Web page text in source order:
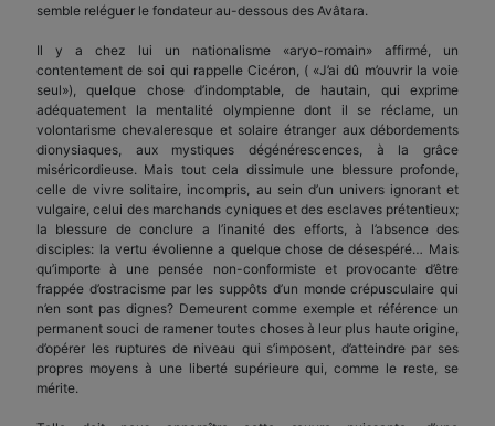
semble reléguer le fondateur au-dessous des Avâtara.
Il y a chez lui un nationalisme «aryo-romain» affirmé, un
contentement de soi qui rappelle Cicéron, ( «J’ai dû m’ouvrir la voie
seul»), quelque chose d’indomptable, de hautain, qui exprime
adéquatement la mentalité olympienne dont il se réclame, un
volontarisme chevaleresque et solaire étranger aux débordements
dionysiaques, aux mystiques dégénérescences, à la grâce
miséricordieuse. Mais tout cela dissimule une blessure profonde,
celle de vivre solitaire, incompris, au sein d’un univers ignorant et
vulgaire, celui des marchands cyniques et des esclaves prétentieux;
la blessure de conclure a l’inanité des efforts, à l’absence des
disciples: la vertu évolienne a quelque chose de désespéré… Mais
qu’importe à une pensée non-conformiste et provocante d’être
frappée d’ostracisme par les suppôts d’un monde crépusculaire qui
n’en sont pas dignes? Demeurent comme exemple et référence un
permanent souci de ramener toutes choses à leur plus haute origine,
d’opérer les ruptures de niveau qui s’imposent, d’atteindre par ses
propres moyens à une liberté supérieure qui, comme le reste, se
mérite.